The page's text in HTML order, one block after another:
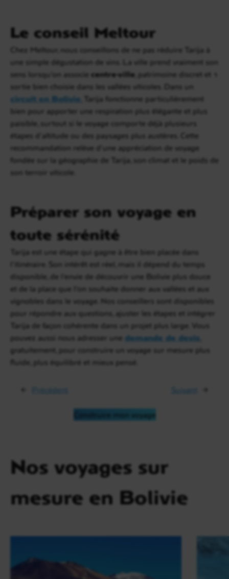
Le conseil Meltour
Chez Meltour, nous conseillons de ne pas réduire Tarija à
une simple dégustation de vins. La ville prend vraiment son
sens lorsqu’on associe centre-ville , patrimoine discret et 1
sortie bien choisie dans les vallées viticoles. Dans un
circuit en Bolivie , Tarija fonctionne particulièrement
bien pour apporter une respiration plus élégante et plus
paisible, surtout si le voyage comporte déjà plusieurs
étapes d’altitude ou des paysages plus austères. Cette
recommandation relève d’une appréciation de voyage
fondée sur la géographie de Tarija, son climat et le poids de
son terroir viticole.
Préparer son voyage en
toute sérénité
Tarija est une étape qui gagne à être bien placée dans
l’itinéraire. Son intérêt est réel, mais il dépend du temps
disponible, de l’envie de découvrir une Bolivie plus douce
et de la place que l’on souhaite donner aux vallées et aux
vignobles dans le voyage. Nos conseillers sont disponibles
pour répondre aux questions, ajuster les étapes et intégrer
Tarija de façon cohérente dans un projet plus large. Vous
pouvez aussi nous adresser une demande de devis
gratuitement, pour construire un voyage sur mesure plus
fluide, plus équilibré et mieux pensé.
← Suivant →
Construire mon voyage
Nos voyages sur
mesure en Bolivie